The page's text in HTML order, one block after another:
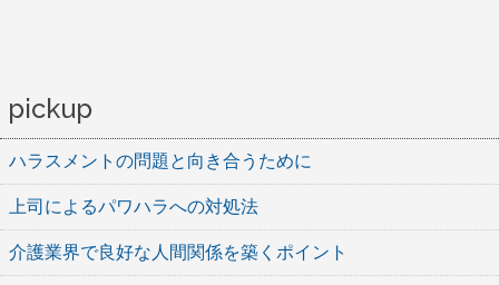
pickup
ハラスメントの問題と向き合うために
上司によるパワハラへの対処法
介護業界で良好な人間関係を築くポイント